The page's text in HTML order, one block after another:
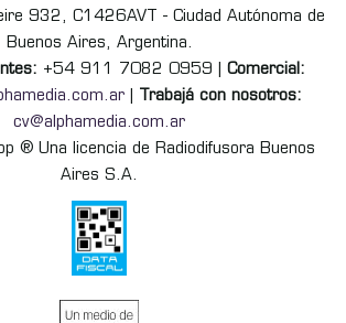
932, C1426AVT - Ciudad Autónoma de
Buenos Aires, Argentina.
+54 911 7082 0959 | Comercial:
Trabajá con nosotros:
cv@alphamedia.com.ar
® Una licencia de Radiodifusora Buenos
Aires S.A.